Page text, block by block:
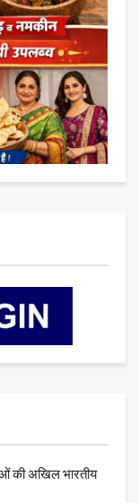
की अखिल भारतीय